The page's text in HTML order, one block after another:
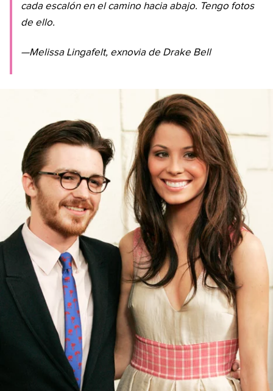
cada escalón en el camino hacia abajo. Tengo fotos
de ello.
—Melissa Lingafelt, exnovia de Drake Bell